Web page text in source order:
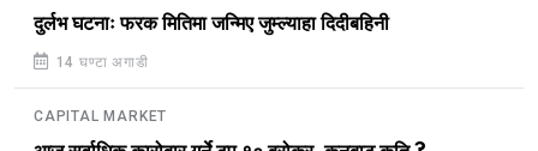
दुर्लभ घटनाः फरक मितिमा जन्मिए जुम्ल्याहा दिदीबहिनी
14 घण्टा अगाडी
CAPITAL MARKET